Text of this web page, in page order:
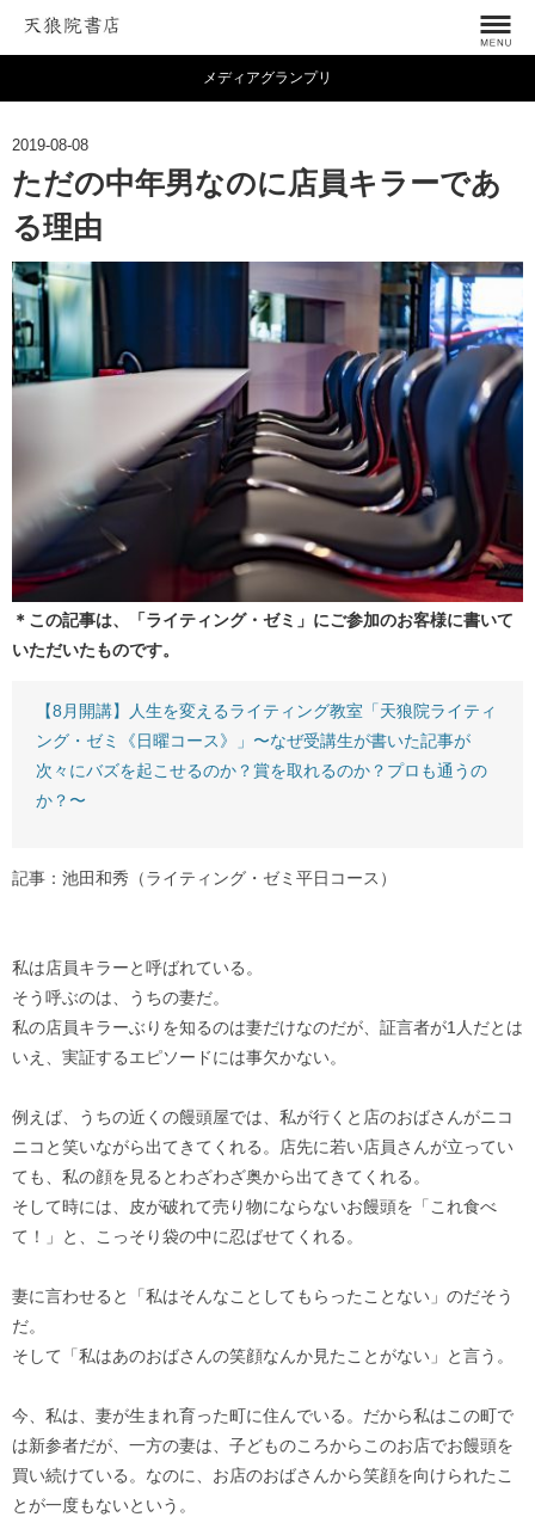
メディアグランプリ
2019-08-08
ただの中年男なのに店員キラーであ
る理由
＊この記事は、「ライティング・ゼミ」にご参加のお客様に書いて
いただいたものです。
【8月開講】人生を変えるライティング教室「天狼院ライティ
ング・ゼミ《日曜コース》」〜なぜ受講生が書いた記事が
次々にバズを起こせるのか？賞を取れるのか？プロも通うの
か？〜
記事：池田和秀（ライティング・ゼミ平日コース）
私は店員キラーと呼ばれている。
そう呼ぶのは、うちの妻だ。
私の店員キラーぶりを知るのは妻だけなのだが、証言者が1人だとは
いえ、実証するエピソードには事欠かない。
例えば、うちの近くの饅頭屋では、私が行くと店のおばさんがニコ
ニコと笑いながら出てきてくれる。店先に若い店員さんが立ってい
ても、私の顔を見るとわざわざ奥から出てきてくれる。
そして時には、皮が破れて売り物にならないお饅頭を「これ食べ
て！」と、こっそり袋の中に忍ばせてくれる。
妻に言わせると「私はそんなことしてもらったことない」のだそう
だ。
そして「私はあのおばさんの笑顔なんか見たことがない」と言う。
今、私は、妻が生まれ育った町に住んでいる。だから私はこの町で
は新参者だが、一方の妻は、子どものころからこのお店でお饅頭を
買い続けている。なのに、お店のおばさんから笑顔を向けられたこ
とが一度もないという。